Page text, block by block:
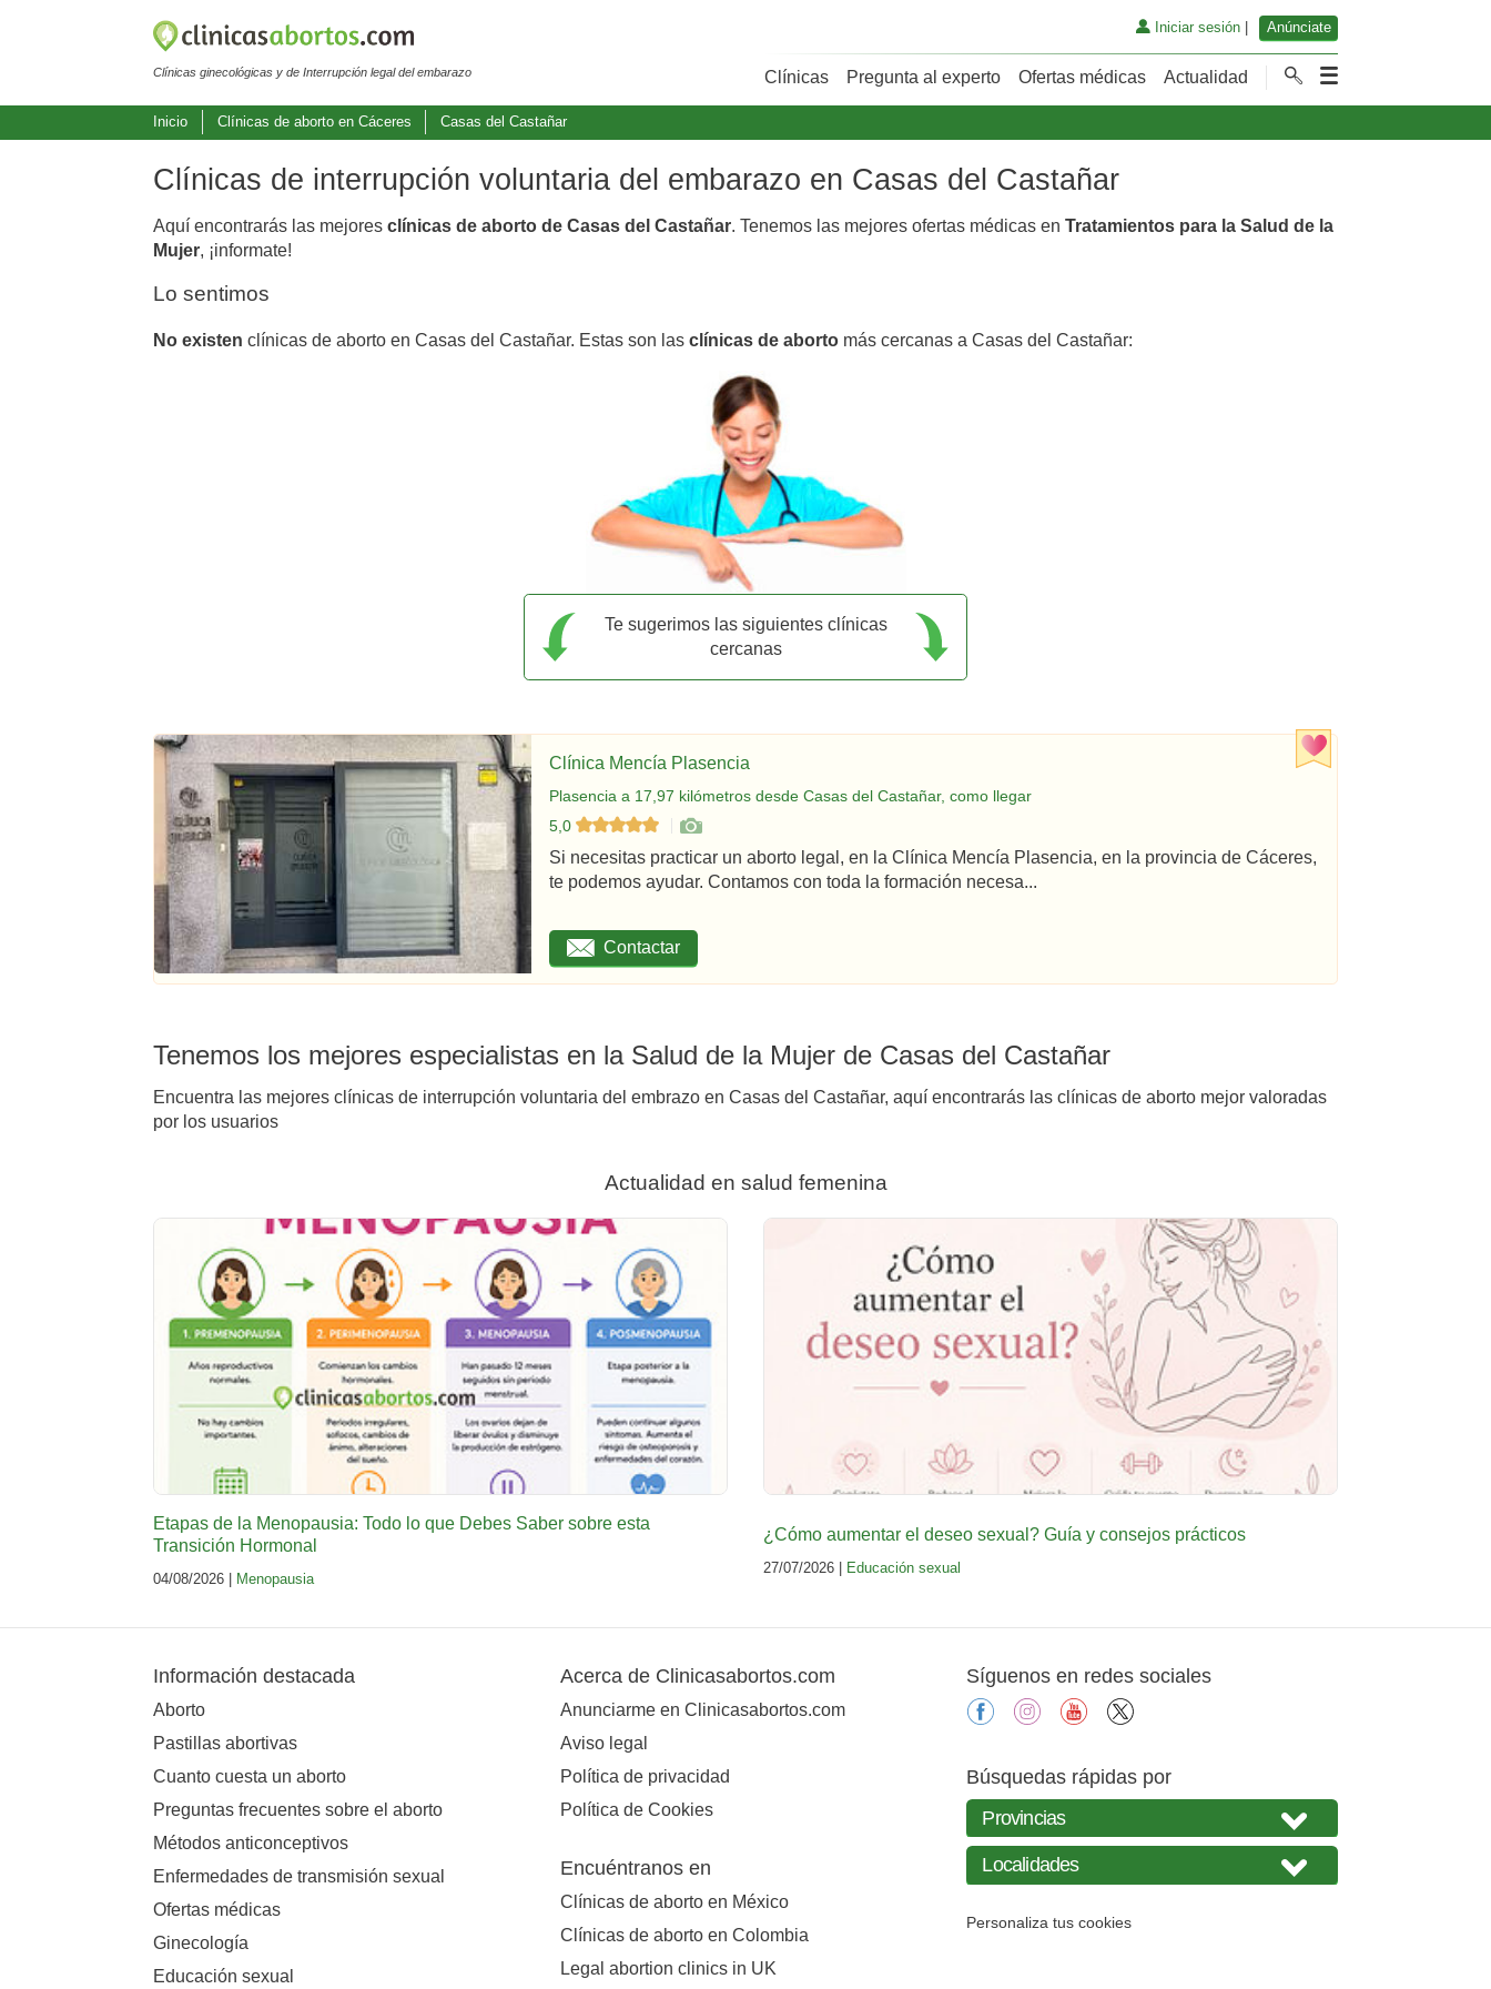
Clínicas ginecológicas y de Interrupción legal del embarazo
Iniciar sesión| Anúnciate
Clínicas Pregunta al experto Ofertas médicas Actualidad
Inicio Clínicas de aborto en Cáceres Casas del Castañar
Clínicas de interrupción voluntaria del embarazo en Casas del Castañar
Aquí encontrarás las mejores clínicas de aborto de Casas del Castañar. Tenemos las mejores ofertas médicas en Tratamientos para la Salud de la
Mujer, ¡informate!
Lo sentimos
No existen clínicas de aborto en Casas del Castañar. Estas son las clínicas de aborto más cercanas a Casas del Castañar:
Te sugerimos las siguientes clínicas
cercanas
Clínica Mencía Plasencia
Plasencia a 17,97 kilómetros desde Casas del Castañar, como llegar
5,0
Si necesitas practicar un aborto legal, en la Clínica Mencía Plasencia, en la provincia de Cáceres,
te podemos ayudar. Contamos con toda la formación necesa...
Contactar
Tenemos los mejores especialistas en la Salud de la Mujer de Casas del Castañar
Encuentra las mejores clínicas de interrupción voluntaria del embrazo en Casas del Castañar, aquí encontrarás las clínicas de aborto mejor valoradas
por los usuarios
Actualidad en salud femenina
Etapas de la Menopausia: Todo lo que Debes Saber sobre esta
Transición Hormonal
04/08/2026 | Menopausia
¿Cómo aumentar el deseo sexual? Guía y consejos prácticos
27/07/2026 | Educación sexual
Información destacada
Aborto
Pastillas abortivas
Cuanto cuesta un aborto
Preguntas frecuentes sobre el aborto
Métodos anticonceptivos
Enfermedades de transmisión sexual
Ofertas médicas
Ginecología
Educación sexual
Acerca de Clinicasabortos.com
Anunciarme en Clinicasabortos.com
Aviso legal
Política de privacidad
Política de Cookies
Encuéntranos en
Clínicas de aborto en México
Clínicas de aborto en Colombia
Legal abortion clinics in UK
Síguenos en redes sociales
facebookinstagramyoutube
Búsquedas rápidas por
Personaliza tus cookies